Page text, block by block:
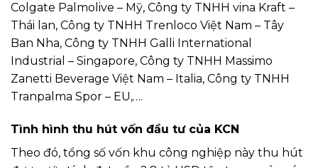
Colgate Palmolive – Mỹ, Công ty TNHH vina Kraft –
Thái lan, Công ty TNHH Trenloco Việt Nam – Tây
Ban Nha, Công ty TNHH Galli International
Industrial – Singapore, Công ty TNHH Massimo
Zanetti Beverage Việt Nam – Italia, Công ty TNHH
Tranpalma Spor – EU,….
Tình hình thu hút vốn đầu tư của KCN
Theo đó, tổng số vốn khu công nghiệp này thu hút